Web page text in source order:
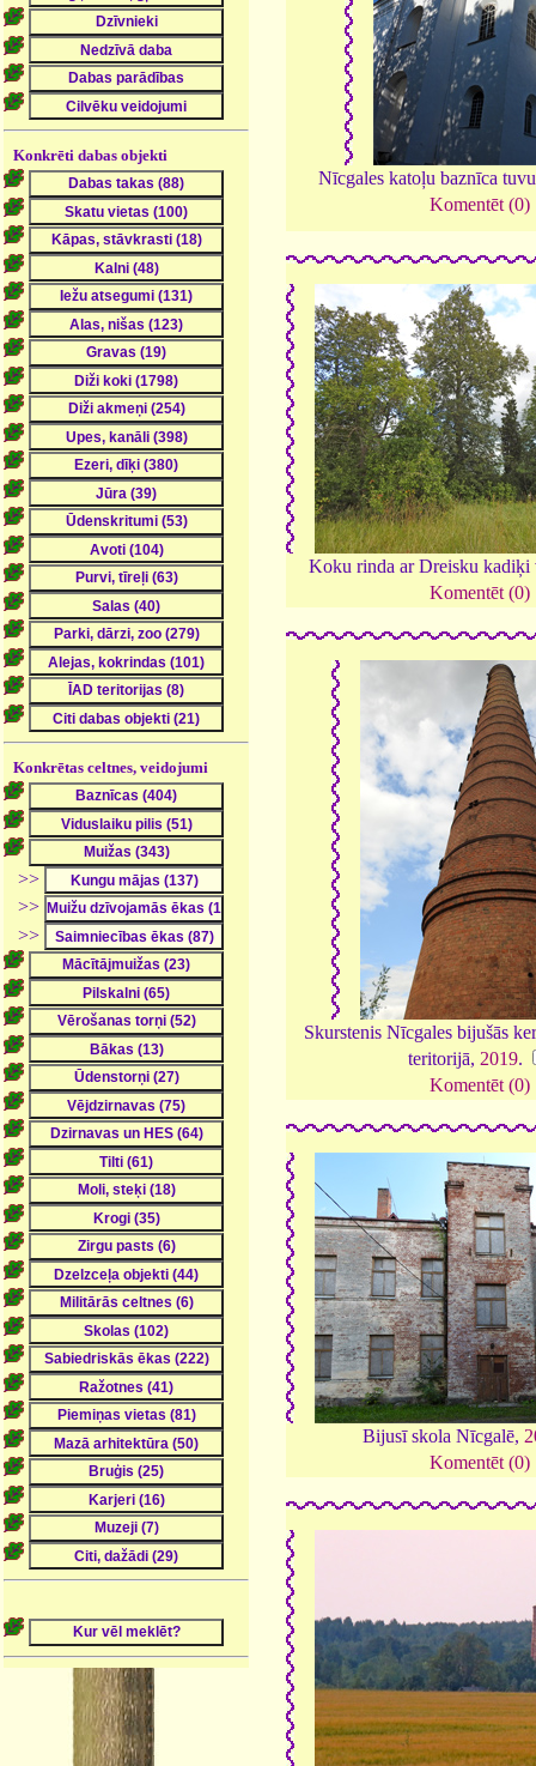
Konkrēti dabas objekti
Konkrētas celtnes, veidojumi
>>
>>
>>
Nīcgales katoļu baznīca
Komentēt (0)
Koku rinda ar Dreisku
Komentēt (0)
Skurstenis Nīcgales bijušās
teritorijā, 2019.
Komentēt (0)
Bijusī skola Nīcgalē,
Komentēt (0)